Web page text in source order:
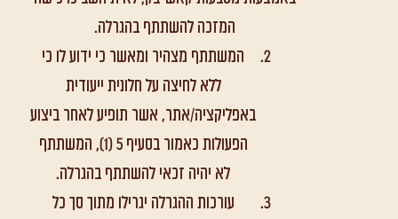
המזכה להשתתף בהגרלה.
המשתתף מצהיר ומאשר כי ידוע לו כי
ללא לחיצה על חלונית ייעודית
באפליקציה/אתר, אשר תופיע לאחר ביצוע
הפעולות כאמור בסעיף 5 (1), המשתתף
לא יהיה זכאי להשתתף בהגרלה.
עורכות ההגרלה יגרילו מתוך סך כל